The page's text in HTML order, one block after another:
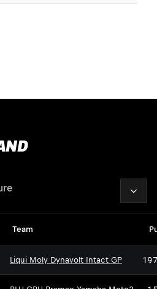
Team
Liqui Moly Dynavolt Intact GP